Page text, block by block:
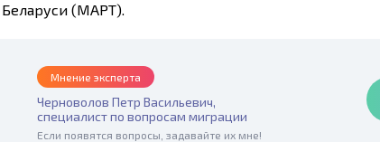
Беларуси (МАРТ).
Мнение эксперта
Черноволов Петр Васильевич,
специалист по вопросам миграции
Если появятся вопросы, задавайте их мне!